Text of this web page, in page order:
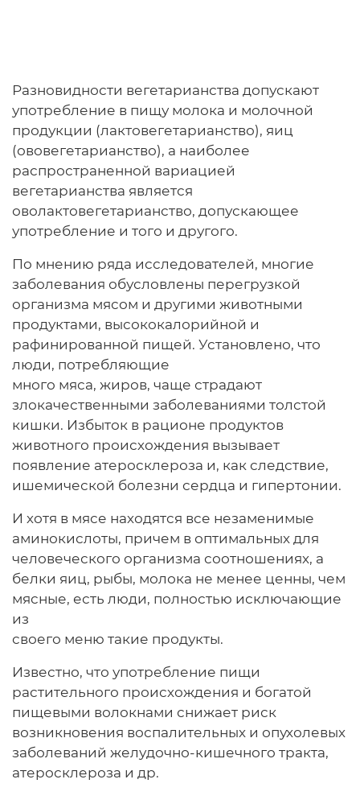
Разновидности вегетарианства допускают
употребление в пищу молока и молочной
продукции (лактовегетарианство), яиц
(ововегетарианство), а наиболее
распространенной вариацией
вегетарианства является
оволактовегетарианство, допускающее
употребление и того и другого.
По мнению ряда исследователей, многие
заболевания обусловлены перегрузкой
организма мясом и другими животными
продуктами, высококалорийной и
рафинированной пищей. Установлено, что
люди, потребляющие
много мяса, жиров, чаще страдают
злокачественными заболеваниями толстой
кишки. Избыток в рационе продуктов
животного происхождения вызывает
появление атеросклероза и, как следствие,
ишемической болезни сердца и гипертонии.
И хотя в мясе находятся все незаменимые
аминокислоты, причем в оптимальных для
человеческого организма соотношениях, а
белки яиц, рыбы, молока не менее ценны, чем
мясные, есть люди, полностью исключающие
из
своего меню такие продукты.
Известно, что употребление пищи
растительного происхождения и богатой
пищевыми волокнами снижает риск
возникновения воспалительных и опухолевых
заболеваний желудочно-кишечного тракта,
атеросклероза и др.